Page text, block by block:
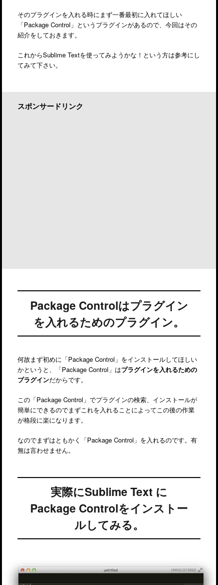
そのプラグインを入れる時にまず一番最初に入れてほしい
「Package Control」というプラグインがあるので、今回はその
紹介をしておきます。
これからSublime Textを使ってみようかな！という方は参考にし
てみて下さい。
スポンサードリンク
Package Controlはプラグイン
を入れるためのプラグイン。
何故まず初めに「Package Control」をインストールしてほしい
かというと、「Package Control」はプラグインを入れるための
プラグインだからです。
この「Package Control」でプラグインの検索、インストールが
簡単にできるのでまずこれを入れることによってこの後の作業
が格段に楽になります。
なのでまずはともかく「Package Control」を入れるのです。有
無は言わせません。
実際にSublime Text に
Package Controlをインストー
ルしてみる。